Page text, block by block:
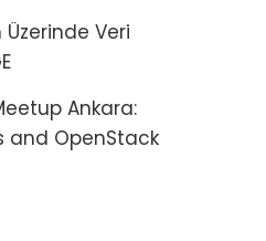
Veri
Ankara:
and OpenStack